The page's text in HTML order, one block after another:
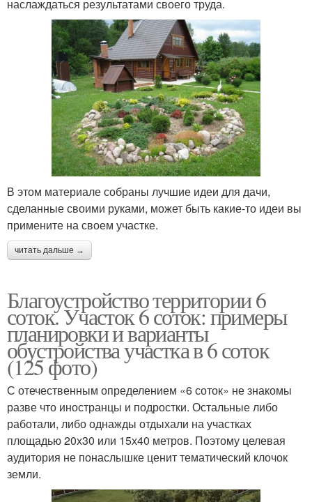
наслаждаться результатами своего труда.
В этом материале собраны лучшие идеи для дачи,
сделанные своими руками, может быть какие-то идеи вы
примените на своем участке.
читать дальше →
Благоустройство территории 6
соток. Участок 6 соток: примеры
планировки и варианты
обустройства участка в 6 соток
(125 фото)
С отечественным определением «6 соток» не знакомы
разве что иностранцы и подростки. Остальные либо
работали, либо однажды отдыхали на участках
площадью 20х30 или 15х40 метров. Поэтому целевая
аудитория не понаслышке ценит тематический клочок
земли.